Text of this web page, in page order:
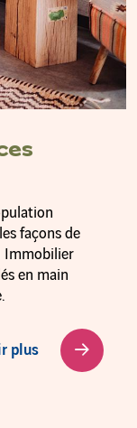
façons de
Immobilier
en main
plus